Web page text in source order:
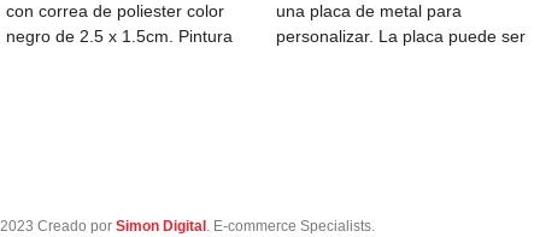
con correa de poliester color
negro de 2.5 x 1.5cm. Pintura
una placa de metal para
personalizar. La placa puede ser
2023 Creado por Simon Digital . E-commerce Specialists.